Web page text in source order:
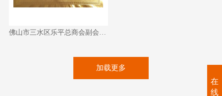
佛山市三水区乐平总商会副会长佛山市三水区乐平总商会副会长单位
加载更多
在
线